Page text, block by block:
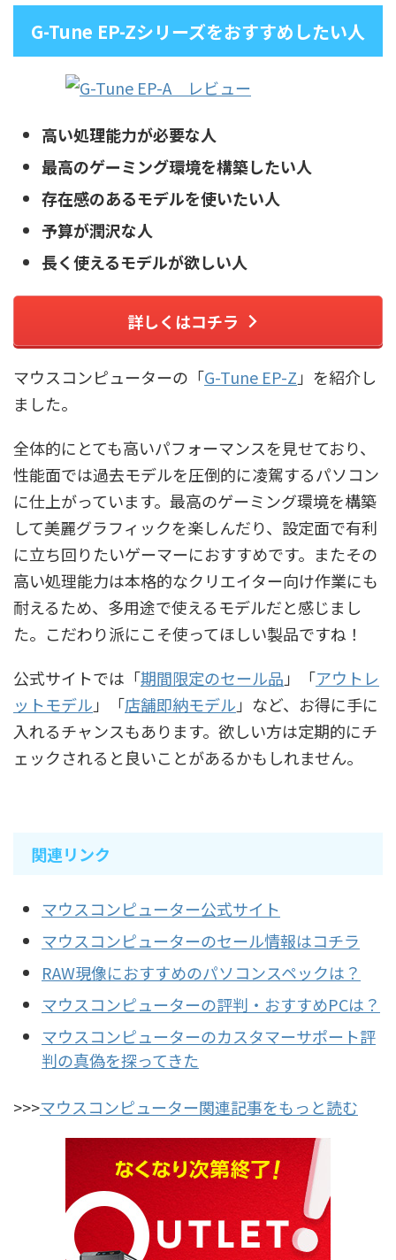
G-Tune EP-Zシリーズをおすすめしたい人
高い処理能力が必要な人
最高のゲーミング環境を構築したい人
存在感のあるモデルを使いたい人
予算が潤沢な人
長く使えるモデルが欲しい人
詳しくはコチラ
マウスコンピューターの「G-Tune EP-Z」を紹介し
ました。
全体的にとても高いパフォーマンスを見せており、
性能面では過去モデルを圧倒的に凌駕するパソコン
に仕上がっています。最高のゲーミング環境を構築
して美麗グラフィックを楽しんだり、設定面で有利
に立ち回りたいゲーマーにおすすめです。またその
高い処理能力は本格的なクリエイター向け作業にも
耐えるため、多用途で使えるモデルだと感じまし
た。こだわり派にこそ使ってほしい製品ですね！
公式サイトでは「期間限定のセール品」「アウトレ
ットモデル」「店舗即納モデル」など、お得に手に
入れるチャンスもあります。欲しい方は定期的にチ
ェックされると良いことがあるかもしれません。
関連リンク
マウスコンピューター公式サイト
マウスコンピューターのセール情報はコチラ
RAW現像におすすめのパソコンスペックは？
マウスコンピューターの評判・おすすめPCは？
マウスコンピューターのカスタマーサポート評
判の真偽を探ってきた
>>>マウスコンピューター関連記事をもっと読む